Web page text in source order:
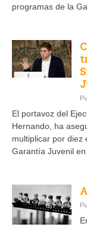
programas de la
El portavoz del
Hernando, ha
multiplicar por diez
Garantía Juvenil en